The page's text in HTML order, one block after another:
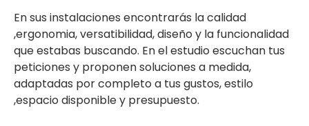
En sus instalaciones encontrarás la calidad
,ergonomia, versatibilidad, diseño y la funcionalidad
que estabas buscando. En el estudio escuchan tus
peticiones y proponen soluciones a medida,
adaptadas por completo a tus gustos, estilo
,espacio disponible y presupuesto.